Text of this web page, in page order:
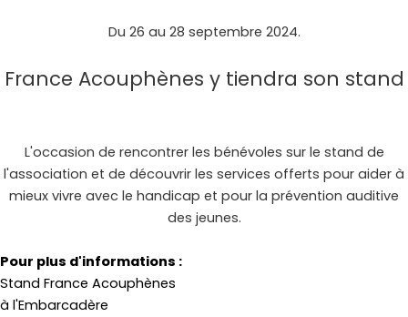
Du 26 au 28 septembre 2024.
France Acouphènes y tiendra son stand
L'occasion de rencontrer les bénévoles sur le stand de
l'association et de découvrir les services offerts pour aider à
mieux vivre avec le handicap et pour la prévention auditive
des jeunes.
Pour plus d'informations :
Stand France Acouphènes
à l'Embarcadère